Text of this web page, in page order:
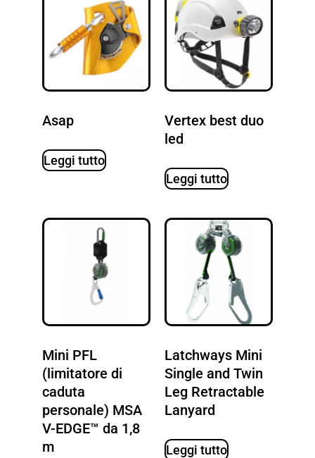
Asap
Leggi tutto
Vertex best duo
led
Leggi tutto
Mini PFL
(limitatore di
caduta
personale) MSA
V-EDGE™ da 1,8
m
Latchways Mini
Single and Twin
Leg Retractable
Lanyard
Leggi tutto